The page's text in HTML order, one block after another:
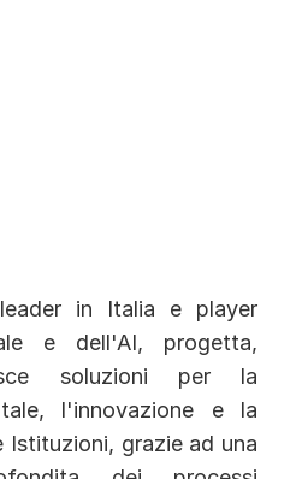
in Italia e player
e dell'AI, progetta,
soluzioni per la
l'innovazione e la
Istituzioni, grazie ad una